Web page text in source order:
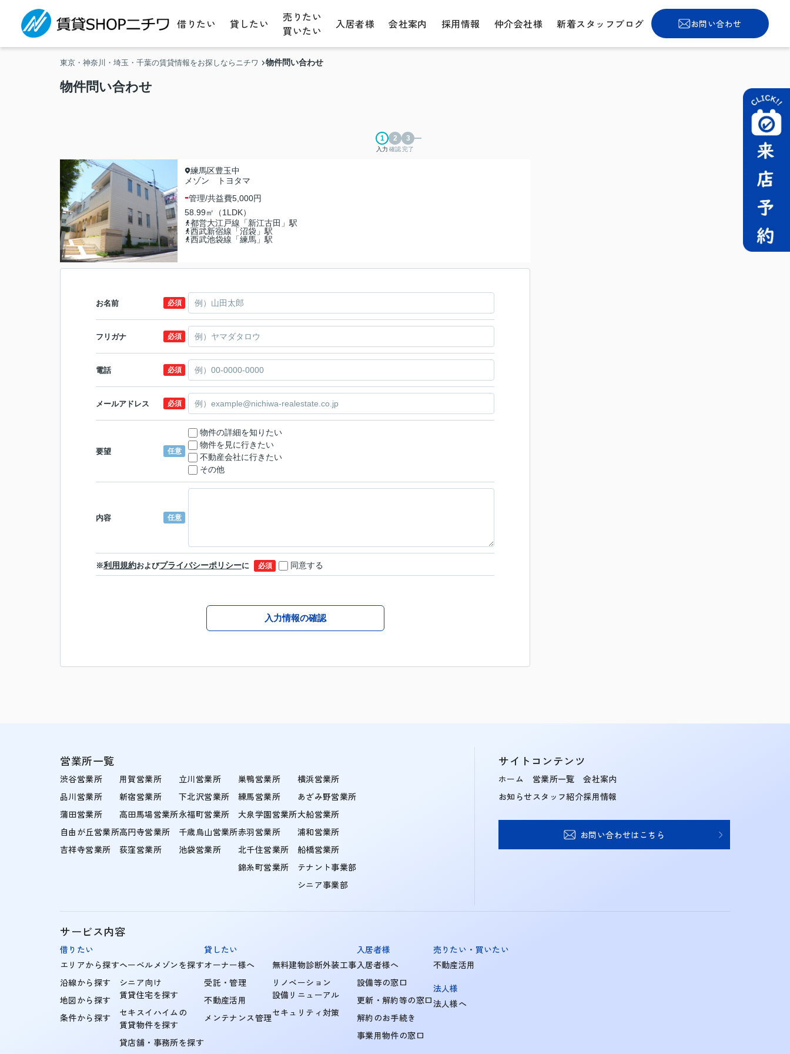
借りたい 貸したい
売りたい
買いたい
入居者様 会社案内 採用情報 仲介会社様 新着スタッフブログ お問い合わせ
東京・神奈川・埼玉・千葉の賃貸情報をお探しならニチワ 物件問い合わせ
物件問い合わせ
入力 確認完了
練馬区豊玉中
メゾン トヨタマ
-管理/共益費5,000円
58.99㎡（1LDK）
都営大江戸線「新江古田」駅
西武新宿線「沼袋」駅
西武池袋線「練馬」駅
お名前 必須
フリガナ 必須
電話 必須
メールアドレス 必須
要望 任意
物件の詳細を知りたい
物件を見に行きたい
不動産会社に行きたい
その他
内容 任意
※利用規約およびプライバシーポリシーに 必須 同意する
入力情報の確認
営業所一覧
渋谷営業所
品川営業所
蒲田営業所
自由が丘営業所
吉祥寺営業所
用賀営業所
新宿営業所
高田馬場営業所
高円寺営業所
荻窪営業所
立川営業所
下北沢営業所
永福町営業所
千歳烏山営業所
池袋営業所
巣鴨営業所
練馬営業所
大泉学園営業所
赤羽営業所
北千住営業所
錦糸町営業所
横浜営業所
あざみ野営業所
大船営業所
浦和営業所
船橋営業所
テナント事業部
シニア事業部
サイトコンテンツ
ホーム
お知らせ
営業所一覧
スタッフ紹介
会社案内
採用情報
お問い合わせはこちら
サービス内容
借りたい
エリアから探す
沿線から探す
地図から探す
条件から探す
ヘーベルメゾンを探す
シニア向け
賃貸住宅を探す
セキスイハイムの
賃貸物件を探す
貸店舗・事務所を探す
貸したい
オーナー様へ
受託・管理
不動産活用
メンテナンス管理
無料建物診断外装工事
リノベーション
設備リニューアル
セキュリティ対策
入居者様
入居者様へ
設備等の窓口
更新・解約等の窓口
解約のお手続き
事業用物件の窓口
売りたい・買いたい
不動産活用
法人様
法人様へ